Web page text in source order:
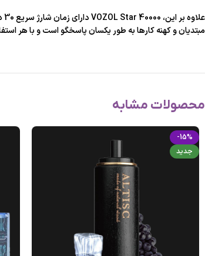
مبتدیان و کهنه کارها به طور یکسان پاسخگو است و با هر
محصولات مشابه
-15%
جدید